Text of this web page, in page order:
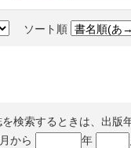
ソート順
検索するときは、出版
月から 年